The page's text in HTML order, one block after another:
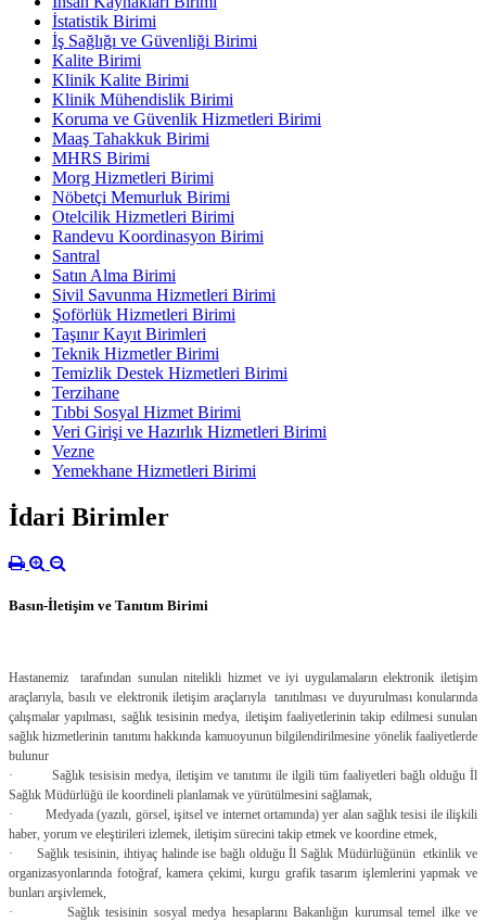
İstatistik Birimi
İş Sağlığı ve Güvenliği Birimi
Kalite Birimi
Klinik Kalite Birimi
Klinik Mühendislik Birimi
Koruma ve Güvenlik Hizmetleri Birimi
Maaş Tahakkuk Birimi
MHRS Birimi
Morg Hizmetleri Birimi
Nöbetçi Memurluk Birimi
Otelcilik Hizmetleri Birimi
Randevu Koordinasyon Birimi
Santral
Satın Alma Birimi
Sivil Savunma Hizmetleri Birimi
Şoförlük Hizmetleri Birimi
Taşınır Kayıt Birimleri
Teknik Hizmetler Birimi
Temizlik Destek Hizmetleri Birimi
Terzihane
Tıbbi Sosyal Hizmet Birimi
Veri Girişi ve Hazırlık Hizmetleri Birimi
Vezne
Yemekhane Hizmetleri Birimi
İdari Birimler
Basın-İletişim ve Tanıtım Birimi
Hastanemiz tarafından sunulan nitelikli hizmet ve iyi uygulamaların elektronik iletişim
araçlarıyla, basılı ve elektronik iletişim araçlarıyla tanıtılması ve duyurulması konularında
çalışmalar yapılması, sağlık tesisinin medya, iletişim faaliyetlerinin takip edilmesi sunulan
sağlık hizmetlerinin tanıtımı hakkında kamuoyunun bilgilendirilmesine yönelik faaliyetlerde
bulunur
· Sağlık tesisisin medya, iletişim ve tanıtımı ile ilgili tüm faaliyetleri bağlı olduğu İl
Sağlık Müdürlüğü ile koordineli planlamak ve yürütülmesini sağlamak,
· Medyada (yazılı, görsel, işitsel ve internet ortamında) yer alan sağlık tesisi ile ilişkili
haber, yorum ve eleştirileri izlemek, iletişim sürecini takip etmek ve koordine etmek,
·Sağlık tesisinin, ihtiyaç halinde ise bağlı olduğu İl Sağlık Müdürlüğünün etkinlik ve
organizasyonlarında fotoğraf, kamera çekimi, kurgu grafik tasarım işlemlerini yapmak ve
bunları arşivlemek,
· Sağlık tesisinin sosyal medya hesaplarını Bakanlığın kurumsal temel ilke ve